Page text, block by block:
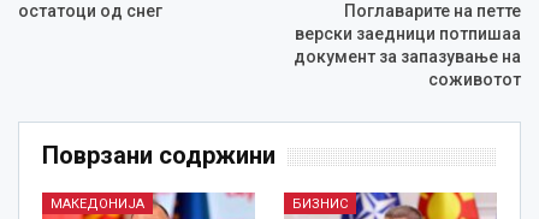
остатоци од снег
Поглаварите на петте
верски заедници потпишаа
документ за запазување на
соживотот
Поврзани содржини
МАКЕДОНИЈА БИЗНИС